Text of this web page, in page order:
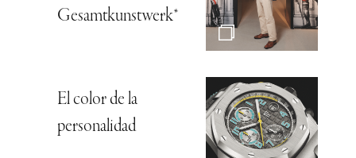
Gesamtkunstwerk*
El color de la
personalidad